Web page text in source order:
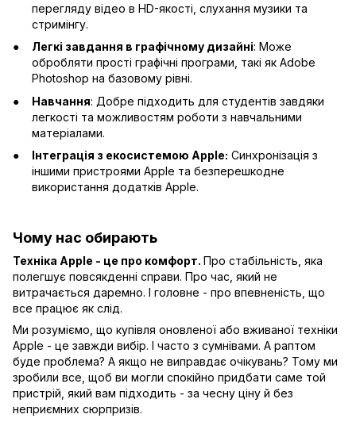
перегляду відео в HD-якості, слухання музики та
стримінгу.
Легкі завдання в графічному дизайні: Може
обробляти прості графічні програми, такі як Adobe
Photoshop на базовому рівні.
Навчання: Добре підходить для студентів завдяки
легкості та можливостям роботи з навчальними
матеріалами.
Інтеграція з екосистемою Apple: Синхронізація з
іншими пристроями Apple та безперешкодне
використання додатків Apple.
Чому нас обирають
Техніка Apple - це про комфорт. Про стабільність, яка
полегшує повсякденні справи. Про час, який не
витрачається даремно. І головне - про впевненість, що
все працює як слід.
Ми розуміємо, що купівля оновленої або вживаної техніки
Apple - це завжди вибір. І часто з сумнівами. А раптом
буде проблема? А якщо не виправдає очікувань? Тому ми
зробили все, щоб ви могли спокійно придбати саме той
пристрій, який вам підходить - за чесну ціну й без
неприємних сюрпризів.